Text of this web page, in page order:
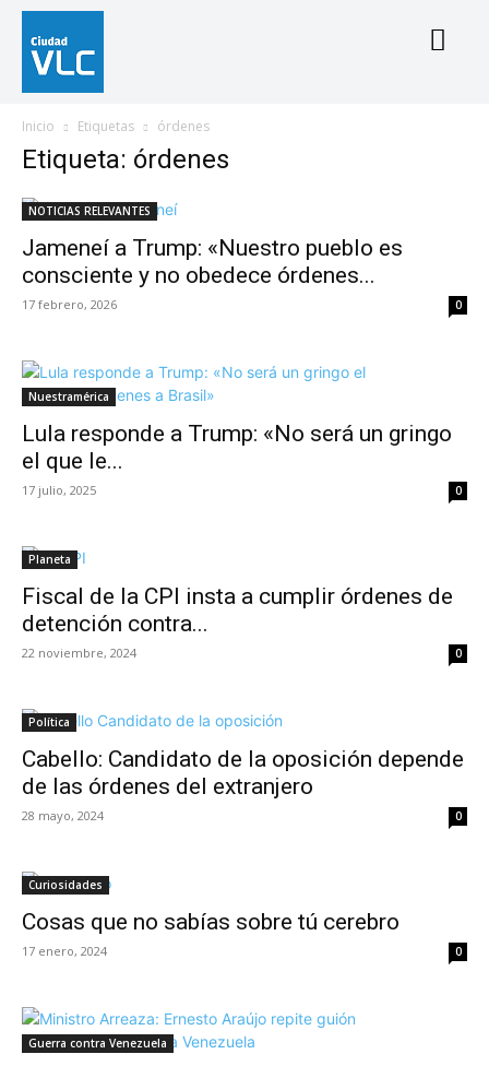
Inicio Etiquetas órdenes
Etiqueta: órdenes
NOTICIAS RELEVANTES
Jameneí a Trump: «Nuestro pueblo es
consciente y no obedece órdenes...
17 febrero, 2026 0
Nuestramérica
Lula responde a Trump: «No será un gringo
el que le...
17 julio, 2025 0
Planeta
Fiscal de la CPI insta a cumplir órdenes de
detención contra...
22 noviembre, 2024 0
Política
Cabello: Candidato de la oposición depende
de las órdenes del extranjero
28 mayo, 2024 0
Curiosidades
Cosas que no sabías sobre tú cerebro
17 enero, 2024 0
Guerra contra Venezuela